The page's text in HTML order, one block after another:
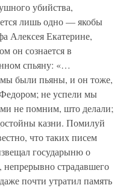
убийства,
лишь одно — якобы
Алексея Екатерине,
он сознается в
спьяну: «…
мы были пьяны, и он тоже,
Федором; не успели мы
не помним, што делали;
казни. Помилуй
что таких писем
государыню о
непрерывно страдавшего
почти утратил память